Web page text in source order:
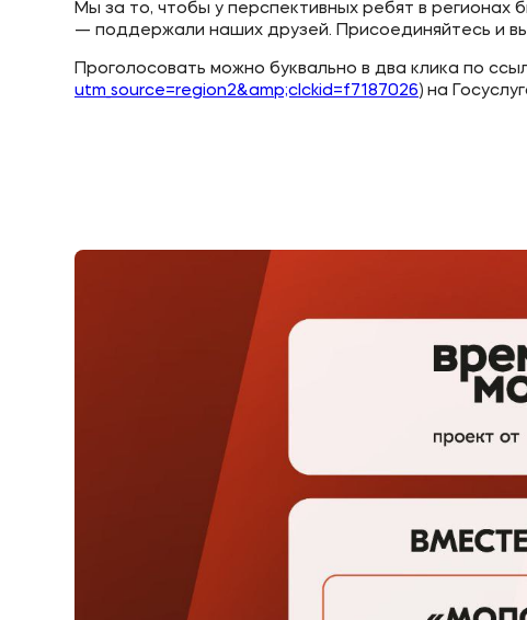
Мы за то, чтобы у перспективных ребят в
— поддержали наших друзей. Присоединяйтесь и
Проголосовать можно буквально в два клика по
utm_source=region2&amp;clckid=f7187026) на